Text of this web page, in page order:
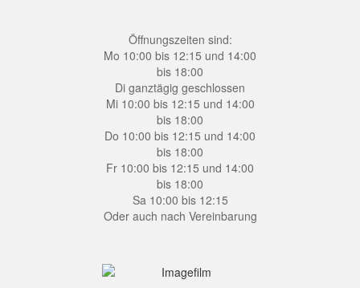
Öffnungszeiten sind:
Mo 10:00 bis 12:15 und 14:00
bis 18:00
Di ganztägig geschlossen
Mi 10:00 bis 12:15 und 14:00
bis 18:00
Do 10:00 bis 12:15 und 14:00
bis 18:00
Fr 10:00 bis 12:15 und 14:00
bis 18:00
Sa 10:00 bis 12:15
Oder auch nach Vereinbarung